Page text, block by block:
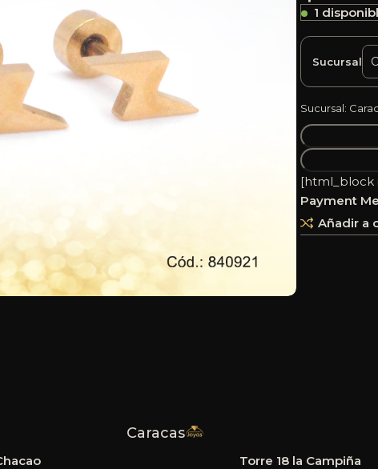
1
Sucursal
Sucursal:
Añadir a
[html_block
Payment
Caracas
Torre 18 la Campiña